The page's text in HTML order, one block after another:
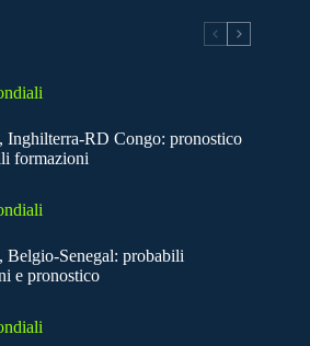
Inghilterra-RD Congo: pronostico
formazioni
Belgio-Senegal: probabili
e pronostico